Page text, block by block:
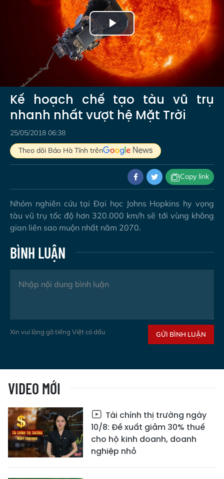
Play
Video
Kế hoạch chế tạo tàu vũ trụ
nhanh nhất vượt hệ Mặt Trời
25/05/2018 06:38
Theo dõi Báo Hà Tĩnh trên
Copy link
Nhóm nghiên cứu tại Đại học Johns Hopkins hy vọng
tàu vũ trụ tốc độ hơn 320.000 km/h sẽ tới vùng không
gian liên sao muộn nhất năm 2070.
BÌNH LUẬN
Xin vui lòng gõ tiếng Việt có dấu GỬI BÌNH LUẬN
VIDEO MỚI
Tài chính thị trường ngày
10/8: Đề xuất giảm 30% thuế
cho hộ kinh doanh, doanh
nghiệp nhỏ